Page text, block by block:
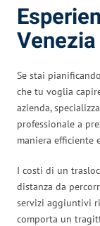
Se stai
che tu voglia
azienda,
professionale a
maniera efficiente
I costi di un
distanza da
servizi aggiuntivi
comporta un